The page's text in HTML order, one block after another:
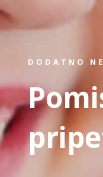
DODATNO